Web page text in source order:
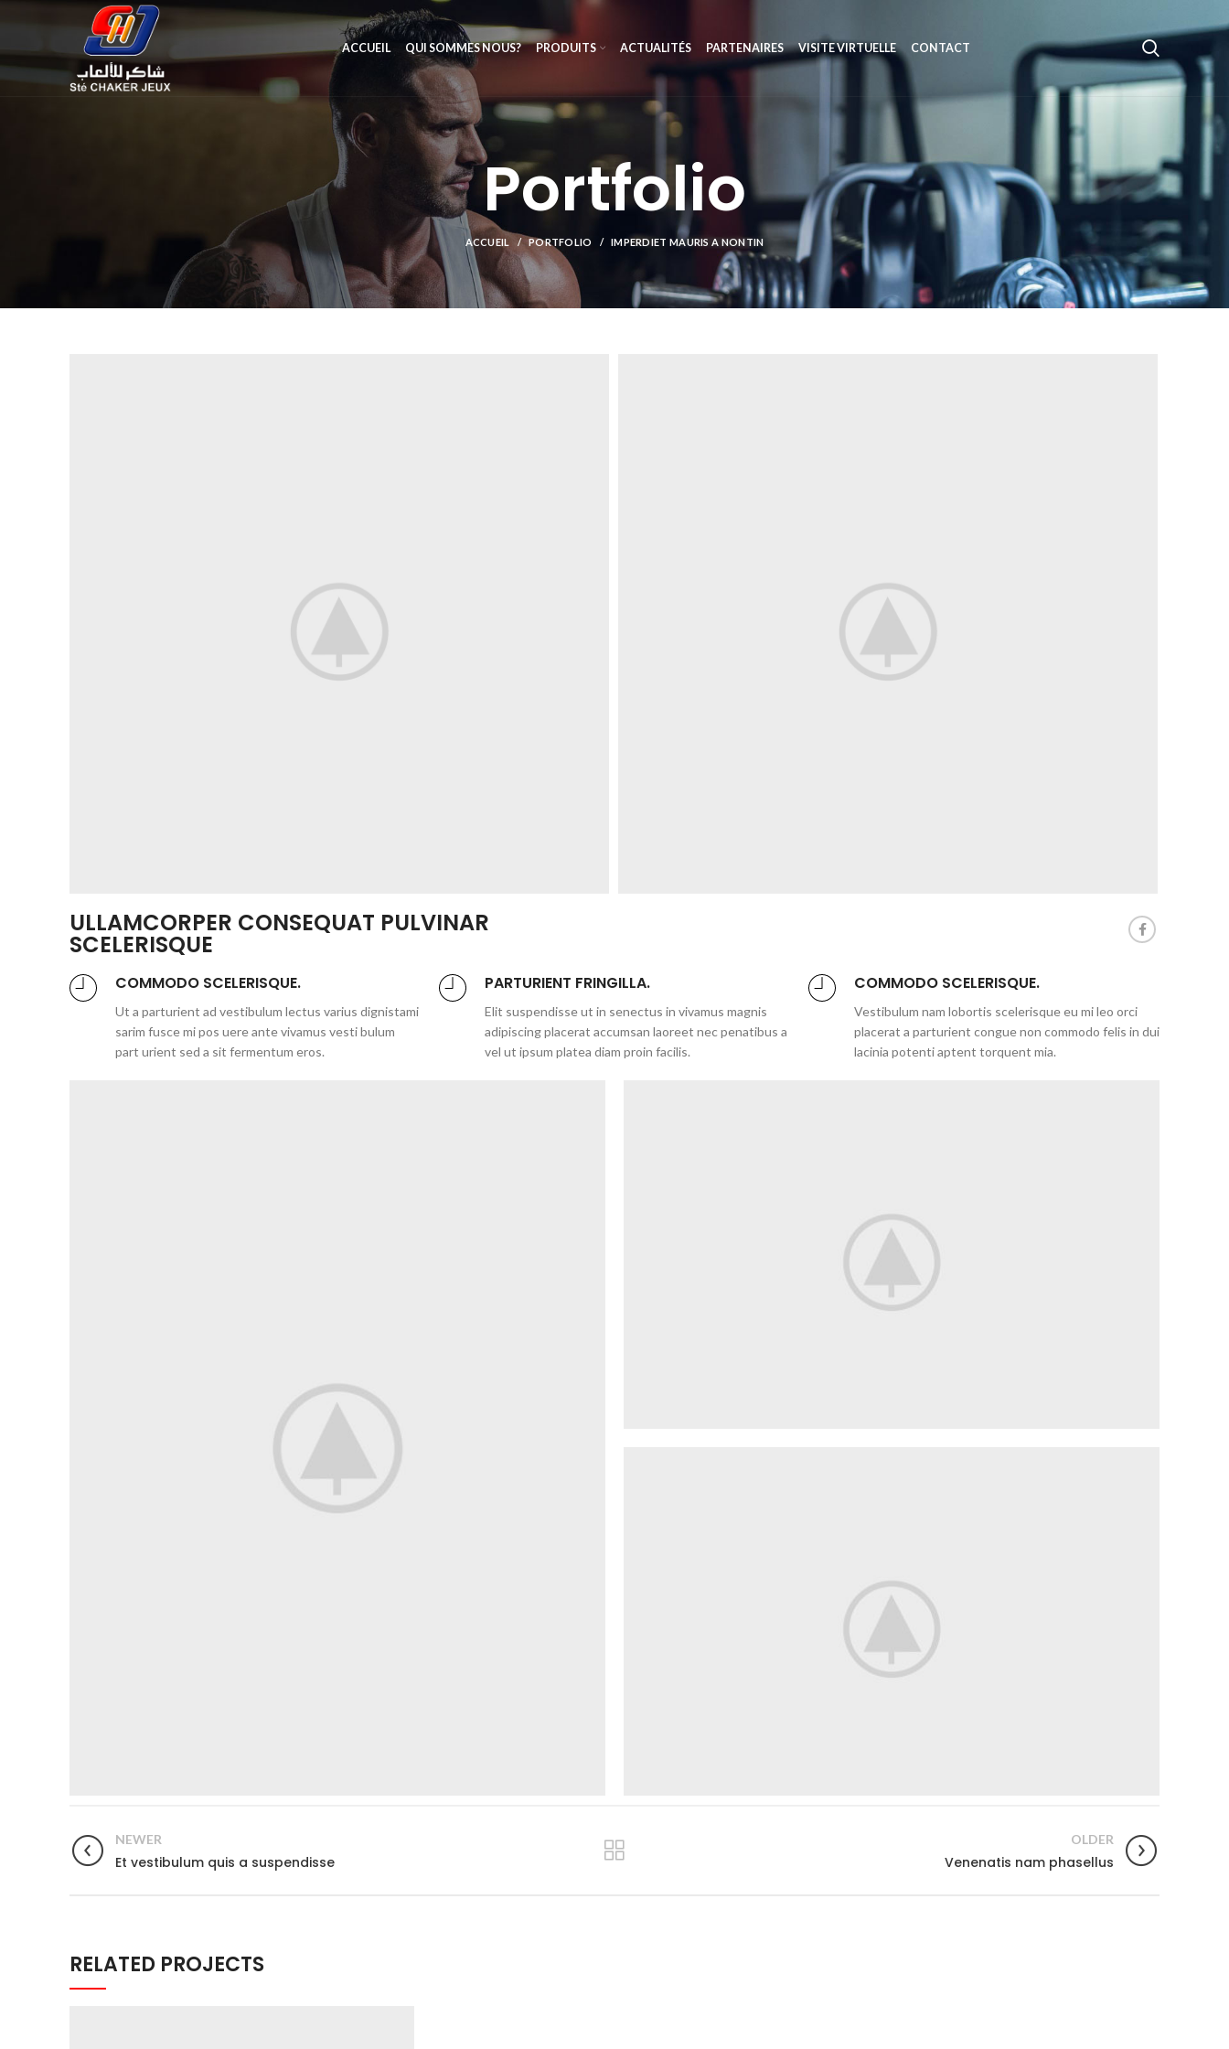
ACCUEIL QUI SOMMES NOUS? PRODUITS ACTUALITÉS PARTENAIRES VISITE VIRTUELLE CONTACT
Portfolio
ACCUEIL PORTFOLIO IMPERDIET MAURIS A NONTIN
ULLAMCORPER CONSEQUAT PULVINAR
SCELERISQUE
COMMODO SCELERISQUE.
Ut a parturient ad vestibulum lectus varius dignistami
sarim fusce mi pos uere ante vivamus vesti bulum
part urient sed a sit fermentum eros.
PARTURIENT FRINGILLA.
Elit suspendisse ut in senectus in vivamus magnis
adipiscing placerat accumsan laoreet nec penatibus a
vel ut ipsum platea diam proin facilis.
COMMODO SCELERISQUE.
Vestibulum nam lobortis scelerisque eu mi leo orci
placerat a parturient congue non commodo felis in dui
lacinia potenti aptent torquent mia.
NEWER
Et vestibulum quis a suspendisse
OLDER
Venenatis nam phasellus
RELATED PROJECTS